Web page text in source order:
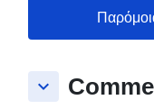
keyboard_arrow_down